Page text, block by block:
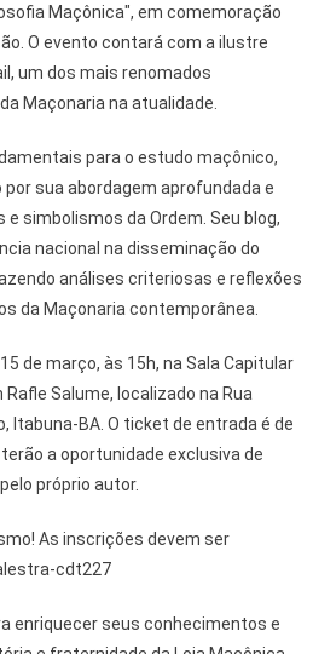
Maçônica", em comemoração
O evento contará com a ilustre
um dos mais renomados
Maçonaria na atualidade.
para o estudo maçônico,
por sua abordagem aprofundada e
simbolismos da Ordem. Seu blog,
nacional na disseminação do
análises criteriosas e reflexões
da Maçonaria contemporânea.
de março, às 15h, na Sala Capitular
Salume, localizado na Rua
Itabuna-BA. O ticket de entrada é de
a oportunidade exclusiva de
próprio autor.
As inscrições devem ser
cdt227
enriquecer seus conhecimentos e